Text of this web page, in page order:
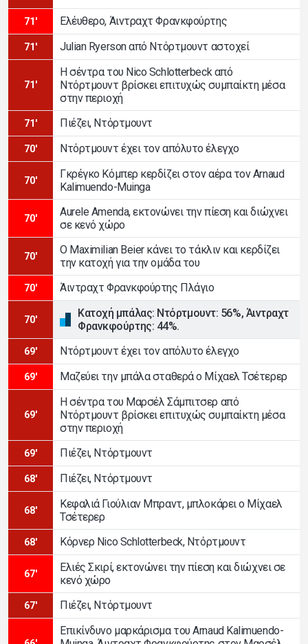
71' Ελέυθερο, Άιντραχτ Φρανκφούρτης
71' Julian Ryerson από Ντόρτμουντ αστοχεί
71'
Η σέντρα του Nico Schlotterbeck από
Ντόρτμουντ βρίσκει επιτυχώς συμπαίκτη μέσα
στην περιοχή
71' Πιέζει, Ντόρτμουντ
70' Ντόρτμουντ έχει τον απόλυτο έλεγχο
70'
Γκρέγκο Κόμπερ κερδίζει στον αέρα τον Arnaud
Kalimuendo-Muinga
70'
Aurele Amenda, εκτονώνει την πίεση και διώχνει
σε κενό χώρο
70'
Ο Maximilian Beier κάνει το τάκλιν και κερδίζει
την κατοχή για την ομάδα του
70' Άιντραχτ Φρανκφούρτης Πλάγιο
70'
Κατοχή μπάλας: Ντόρτμουντ: 56%, Άιντραχτ
Φρανκφούρτης: 44%.
69' Ντόρτμουντ έχει τον απόλυτο έλεγχο
69' Μαζεύει την μπάλα σταθερά ο Μίχαελ Τσέτερερ
69'
Η σέντρα του Μαρσέλ Σάμπιτσερ από
Ντόρτμουντ βρίσκει επιτυχώς συμπαίκτη μέσα
στην περιοχή
69' Πιέζει, Ντόρτμουντ
68' Πιέζει, Ντόρτμουντ
68'
Κεφαλιά Γιούλιαν Μπραντ, μπλοκάρει ο Μίχαελ
Τσέτερερ
68' Κόρνερ Nico Schlotterbeck, Ντόρτμουντ
67'
Ελιές Σκιρί, εκτονώνει την πίεση και διώχνει σε
κενό χώρο
67' Πιέζει, Ντόρτμουντ
Επικίνδυνο μαρκάρισμα του Arnaud Kalimuendo-